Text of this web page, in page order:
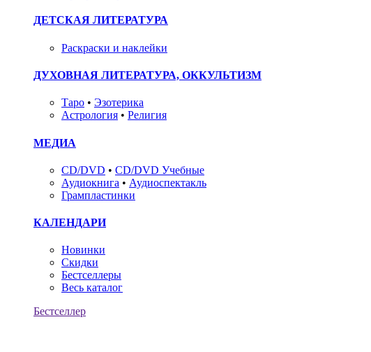
ДЕТСКАЯ ЛИТЕРАТУРА
Раскраски и наклейки
ДУХОВНАЯ ЛИТЕРАТУРА, ОККУЛЬТИЗМ
Таро • Эзотерика
Астрология • Религия
МЕДИА
CD/DVD • CD/DVD Учебные
Аудиокнига • Аудиоспектакль
Грампластинки
КАЛЕНДАРИ
Новинки
Скидки
Бестселлеры
Весь каталог
Бестселлер